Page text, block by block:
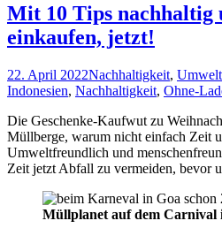
Welt
größter
Kratersee
Vulkane
in
Mit 10 Tips nachhaltig
einkaufen, jetzt!
22. April 2022Nachhaltigkeit,
Indonesien, Nachhaltigkeit, Ohne-
Die Geschenke-Kaufwut zu
Müllberge, warum nicht einfach Zeit
Umweltfreundlich und
Zeit jetzt Abfall zu vermeiden, bevor
Müllplanet auf dem Carnival